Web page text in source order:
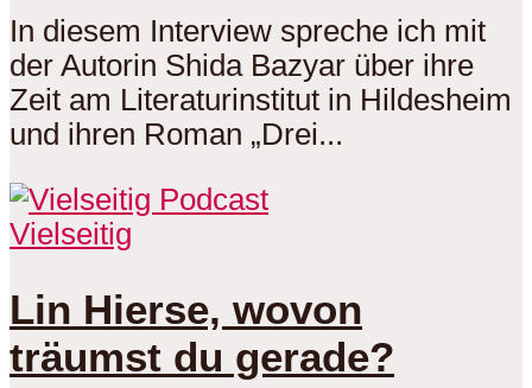
In diesem Interview spreche ich mit
der Autorin Shida Bazyar über ihre
Zeit am Literaturinstitut in Hildesheim
und ihren Roman „Drei...
Vielseitig
Lin Hierse, wovon
träumst du gerade?